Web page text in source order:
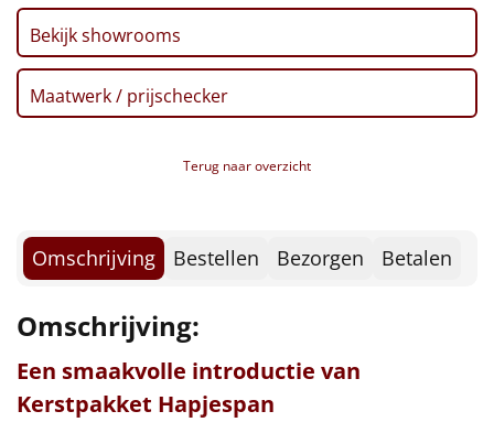
Pizzarette
Tas
Wake up light
NIEUW
Slowcooker POPULAIR
Noodradio NIEUW
Deken (fleece plaid)
Bekijk showrooms
Maatwerk / prijschecker
Terug naar overzicht
Omschrijving Bestellen Bezorgen Betalen
Omschrijving:
Een smaakvolle introductie van
Kerstpakket Hapjespan